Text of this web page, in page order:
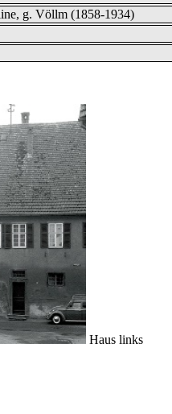
g. Völlm (1858-1934)
Haus links